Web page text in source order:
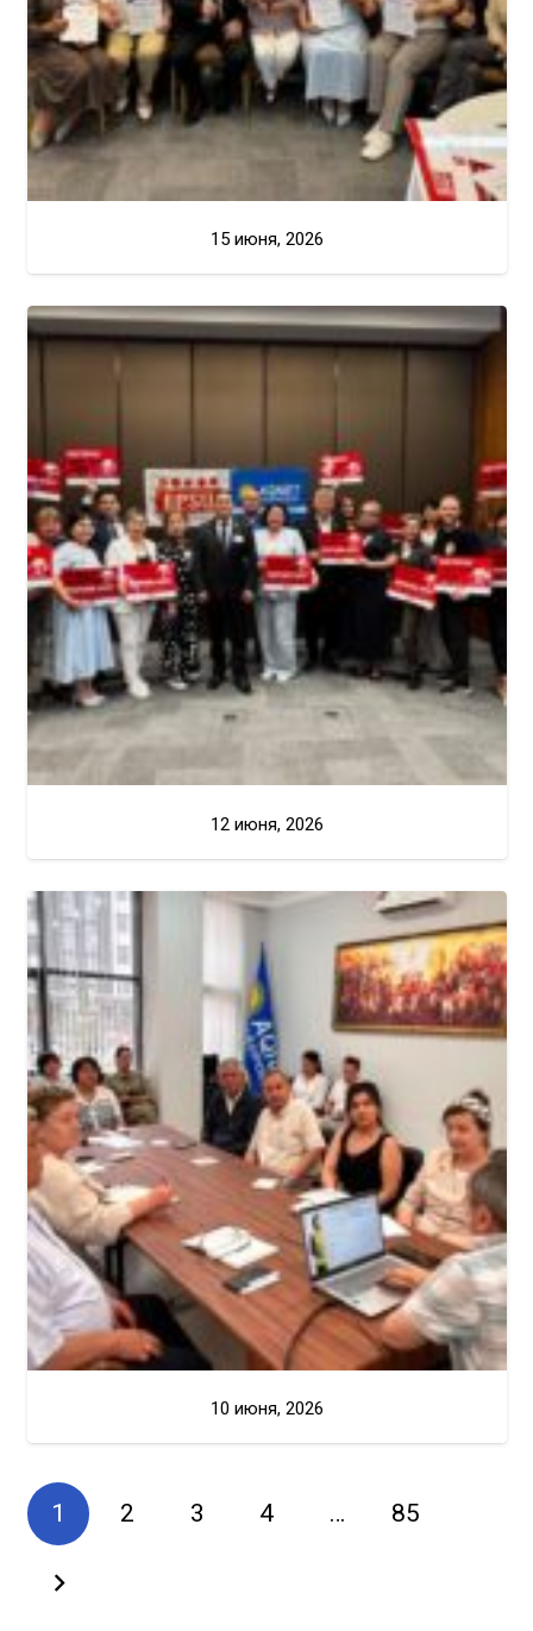
15 июня, 2026
12 июня, 2026
10 июня, 2026
1 2 3 4 … 85